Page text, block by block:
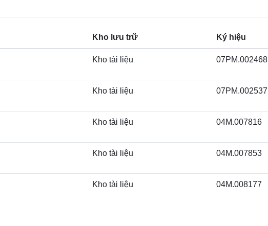
Kho lưu trữ Ký hiệu
Kho tài liệu 07PM.002468
Kho tài liệu 07PM.002537
Kho tài liệu 04M.007816
Kho tài liệu 04M.007853
Kho tài liệu 04M.008177